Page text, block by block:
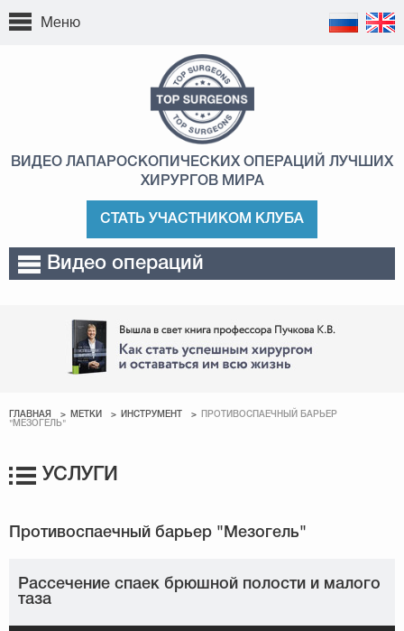
Меню
ВИДЕО ЛАПАРОСКОПИЧЕСКИХ ОПЕРАЦИЙ ЛУЧШИХ
ХИРУРГОВ МИРА
СТАТЬ УЧАСТНИКОМ КЛУБА
Видео операций
ГЛАВНАЯ МЕТКИ ИНСТРУМЕНТ
ПРОТИВОСПАЕЧНЫЙ БАРЬЕР
"МЕЗОГЕЛЬ"
УСЛУГИ
Рассечение спаек брюшной полости и малого
таза